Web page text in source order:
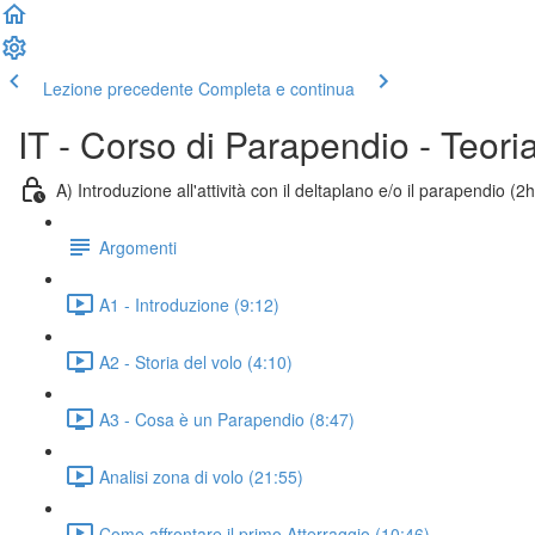
Lezione precedente Completa e continua
IT - Corso di Parapendio -
A) Introduzione all'attività con il deltaplano e/o il parapendio
Argomenti
A1 - Introduzione (9:12)
A2 - Storia del volo (4:10)
A3 - Cosa è un Parapendio (8:47)
Analisi zona di volo (21:55)